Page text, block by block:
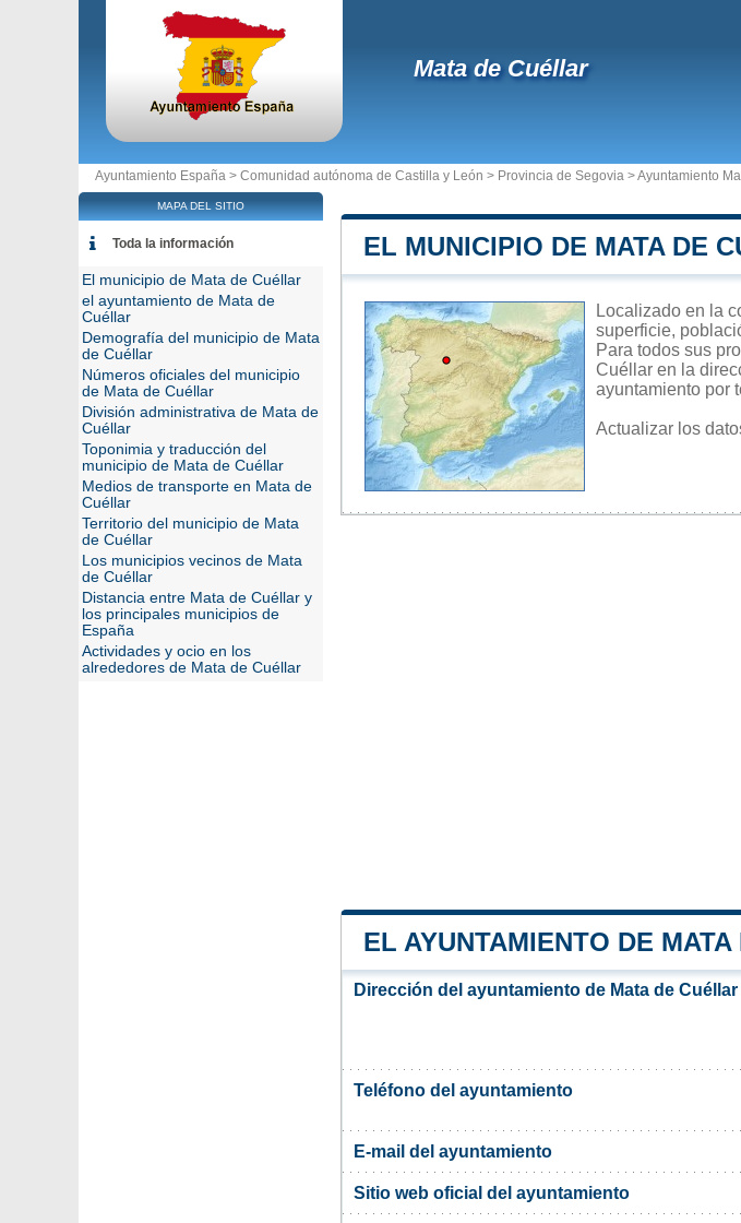
Mata de Cuéllar
Ayuntamiento España > Comunidad autónoma de Castilla y León > Provincia de Segovia >Ayuntamiento
EL MUNICIPIO DE MATA DE
Localizado en la
superficie,
Para todos sus
Cuéllar en la
ayuntamiento por
Actualizar los
EL AYUNTAMIENTO DE
Dirección del ayuntamiento de Mata de Cuéllar
Teléfono del ayuntamiento
E-mail del ayuntamiento
Sitio web oficial del ayuntamiento
MAPA DEL SITIO
Toda la información
El municipio de Mata de Cuéllar
el ayuntamiento de Mata de
Cuéllar
Demografía del municipio de Mata
de Cuéllar
Números oficiales del municipio
de Mata de Cuéllar
División administrativa de Mata de
Cuéllar
Toponimia y traducción del
municipio de Mata de Cuéllar
Medios de transporte en Mata de
Cuéllar
Territorio del municipio de Mata
de Cuéllar
Los municipios vecinos de Mata
de Cuéllar
Distancia entre Mata de Cuéllar y
los principales municipios de
España
Actividades y ocio en los
alrededores de Mata de Cuéllar